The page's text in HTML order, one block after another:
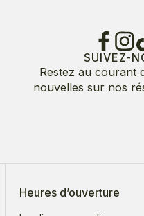
SUIVEZ-
Restez au courant
nouvelles sur nos
Heures d’ouverture